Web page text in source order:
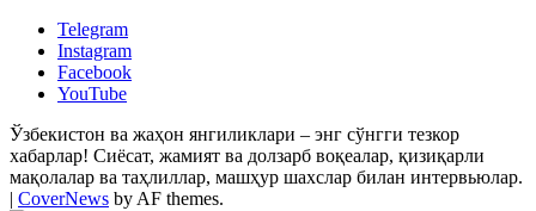
Telegram
Instagram
Facebook
YouTube
Ўзбекистон ва жаҳон янгиликлари – энг сўнгги тезкор
хабарлар! Сиёсат, жамият ва долзарб воқеалар, қизиқарли
мақолалар ва таҳлиллар, машҳур шахслар билан интервьюлар.
| CoverNews by AF themes.